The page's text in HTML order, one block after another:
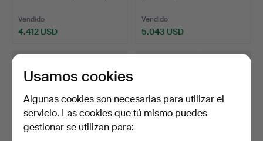
Vendido
4.412 USD
Vendido
5.043 USD
Usamos cookies
Algunas cookies son necesarias para utilizar el
servicio. Las cookies que tú mismo puedes
gestionar se utilizan para: